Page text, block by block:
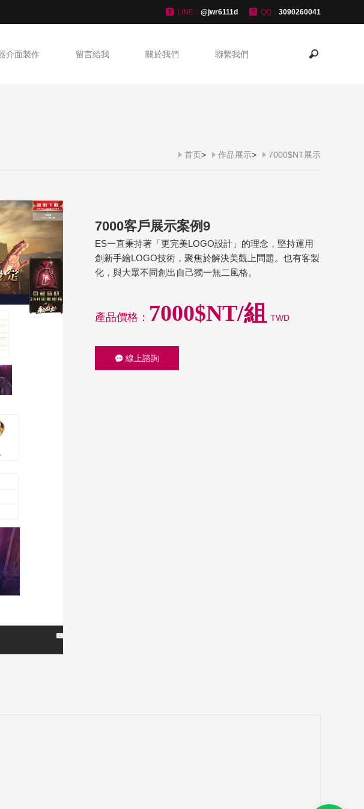
LINE： @jwr6111d QQ： 3090260041
介面製作 留言給我 關於我們 聯繫我們
首页> 作品展示> 7000$NT展示
7000客戶展示案例9
ES一直秉持著「更完美LOGO設計」的理念，堅持運用
創新手繪LOGO技術，聚焦於解決美觀上問題。也有客製
化，與大眾不同創出自己獨一無二風格。
產品價格： 7000$NT/組 TWD
線上諮詢